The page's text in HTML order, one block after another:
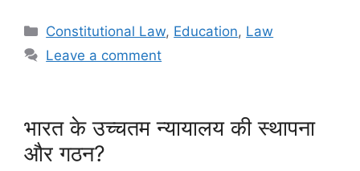
c
e
o
k
itt
er
ai
l
ar
e
Categories
Constitutional Law, Education, Law
Leave a comment
भारत के उच्चतम न्यायालय की स्थापना
और गठन?